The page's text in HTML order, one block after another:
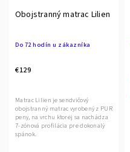
Obojstranný matrac Lilien
Do 72 hodín u zákazníka
€129
Matrac Lilien je sendvičový
obojstranný matrac vyrobený z PUR
peny, na vrchu ktorej sa nachádza
7-zónová profilácia pre dokonalý
spánok.